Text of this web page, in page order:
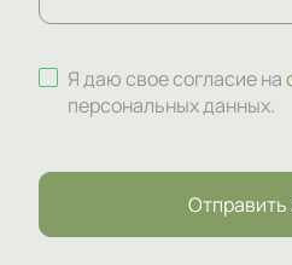
Я даю свое согласие на
персональных данных.
Отправить